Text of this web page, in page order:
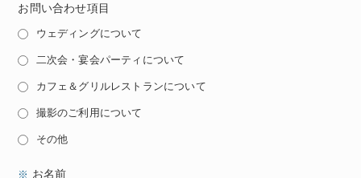
お問い合わせ項目
ウェディングについて
二次会・宴会パーティについて
カフェ＆グリルレストランについて
撮影のご利用について
その他
※ お名前